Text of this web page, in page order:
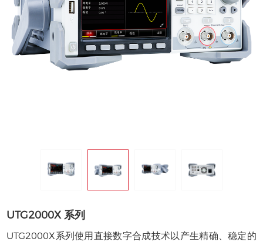
i
o
UTG2000X 系列
UTG2000X系列使用直接数字合成技术以产生精确、稳定的